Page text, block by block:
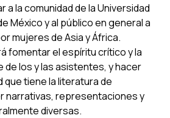
a la comunidad de la Universidad
México y al público en general a
mujeres de Asia y África.
fomentar el espíritu crítico y la
de los y las asistentes, y hacer
que tiene la literatura de
narrativas, representaciones y
diversas.